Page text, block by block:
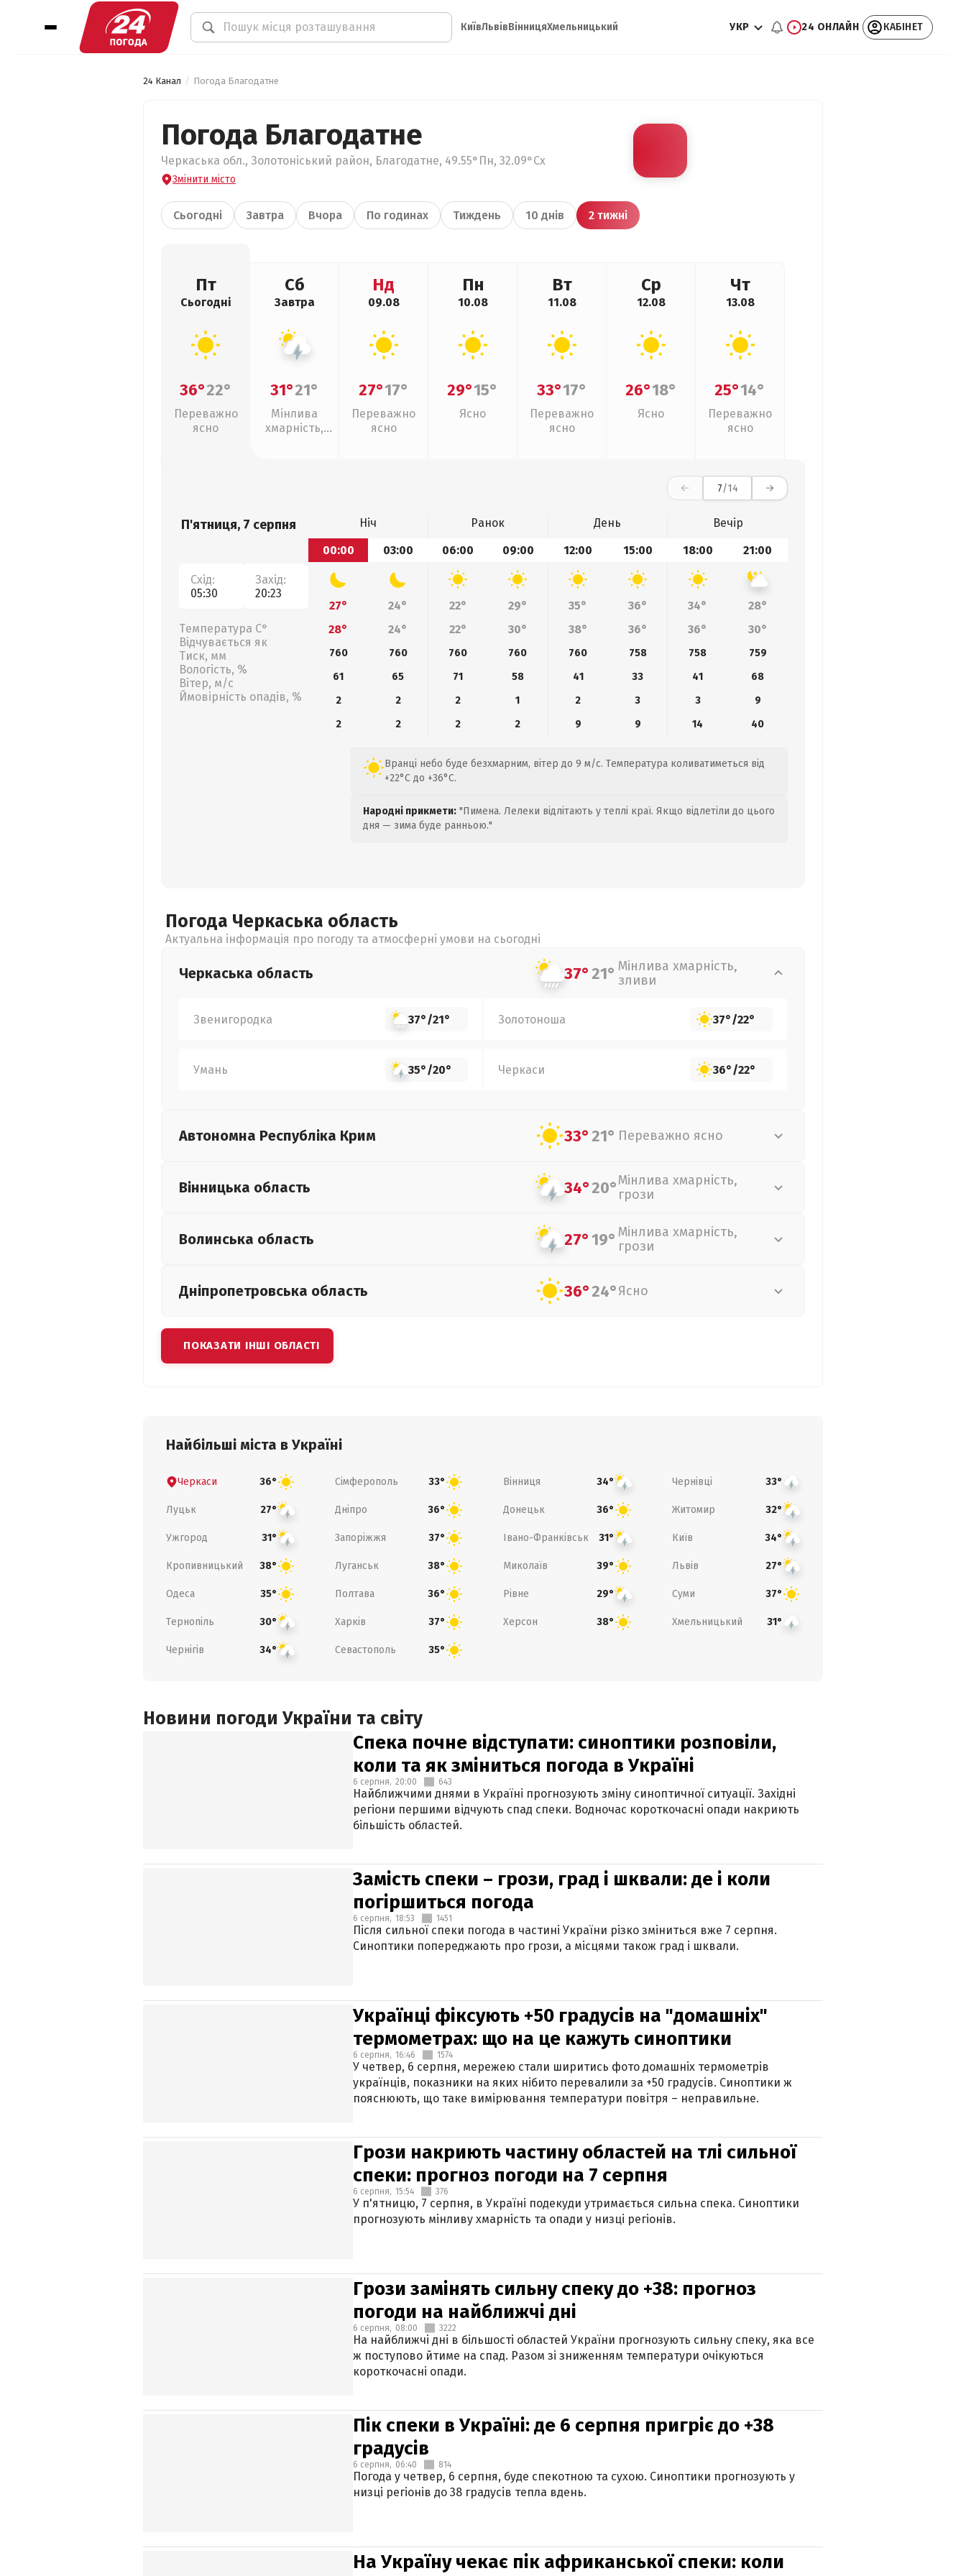
КиївЛьвівВінницяХмельницький УКР 24 ОНЛАЙН КАБІНЕТ
24 Канал Погода Благодатне
Погода Благодатне
Черкаська обл., Золотоніський район, Благодатне, 49.55°Пн, 32.09°Сх
Змінити місто
Сьогодні Завтра Вчора По годинах Тиждень 10 днів 2 тижні
Пт
Сьогодні
36°22°
Переважно
ясно
Сб
Завтра
31°21°
Мінлива
хмарність,
Нд
09.08
27°17°
Переважно
ясно
Пн
10.08
29°15°
Ясно
Вт
11.08
33°17°
Переважно
ясно
Ср
12.08
26°18°
Ясно
Чт
13.08
25°14°
Переважно
ясно
7/14
П'ятниця, 7 серпня
Схід:
05:30
Захід:
20:23
Температура С°
Відчувається як
Тиск, мм
Вологість, %
Вітер, м/с
Ймовірність опадів, %
Ніч Ранок День
Вечір
00:00
03:00 06:00 09:00 12:00 15:00 18:00 21:00
27° 24° 22° 29° 35° 36° 34°
28°
28°
24° 22° 30° 38° 36° 36° 30°
760 760 760 760 760 758 758
759
61
65 71 58 41 33 41
68
2
2 2 1 2 3 3
9
2
2 2 2 9 9 14 40
Вранці небо буде безхмарним, вітер до 9 м/с. Температура коливатиметься від
+22°C до +36°C.
Народні прикмети: "Пимена. Лелеки відлітають у теплі краї. Якщо відлетіли до цього
дня — зима буде ранньою."
Погода Черкаська область
Актуальна інформація про погоду та атмосферні умови на сьогодні
Черкаська область 37°21° Мінлива хмарність,
зливи
Звенигородка 37°/21° Золотоноша 37°/22°
Умань 35°/20° Черкаси 36°/22°
Автономна Республіка Крим 33°21° Переважно ясно
Вінницька область 34°20°Мінлива хмарність,
грози
Волинська область 27°19° Мінлива хмарність,
грози
Дніпропетровська область 36°24°Ясно
ПОКАЗАТИ ІНШІ ОБЛАСТІ
Найбільші міста в Україні
Черкаси 36° Сімферополь 33° Вінниця 34° Чернівці 33°
Луцьк 27° Дніпро 36° Донецьк 36° Житомир 32°
Ужгород 31° Запоріжжя 37° Івано-Франківськ 31° Київ 34°
Кропивницький 38° Луганськ 38° Миколаїв 39° Львів 27°
Одеса 35° Полтава 36° Рівне 29° Суми 37°
Тернопіль 30° Харків 37° Херсон 38° Хмельницький 31°
Чернігів 34° Севастополь 35°
Новини погоди України та світу
Спека почне відступати: синоптики розповіли,
коли та як зміниться погода в Україні
6 серпня, 20:00 643
Найближчими днями в Україні прогнозують зміну синоптичної ситуації. Західні
регіони першими відчують спад спеки. Водночас короткочасні опади накриють
більшість областей.
Замість спеки – грози, град і шквали: де і коли
погіршиться погода
6 серпня, 18:53 1451
Після сильної спеки погода в частині України різко зміниться вже 7 серпня.
Синоптики попереджають про грози, а місцями також град і шквали.
Українці фіксують +50 градусів на "домашніх"
термометрах: що на це кажуть синоптики
6 серпня, 16:46 1574
У четвер, 6 серпня, мережею стали ширитись фото домашніх термометрів
українців, показники на яких нібито перевалили за +50 градусів. Синоптики ж
пояснюють, що таке вимірювання температури повітря – неправильне.
Грози накриють частину областей на тлі сильної
спеки: прогноз погоди на 7 серпня
6 серпня, 15:54 376
У п'ятницю, 7 серпня, в Україні подекуди утримається сильна спека. Синоптики
прогнозують мінливу хмарність та опади у низці регіонів.
Грози замінять сильну спеку до +38: прогноз
погоди на найближчі дні
6 серпня, 08:00 3222
На найближчі дні в більшості областей України прогнозують сильну спеку, яка все
ж поступово йтиме на спад. Разом зі зниженням температури очікуються
короткочасні опади.
Пік спеки в Україні: де 6 серпня пригріє до +38
градусів
6 серпня, 06:40 814
Погода у четвер, 6 серпня, буде спекотною та сухою. Синоптики прогнозують у
низці регіонів до 38 градусів тепла вдень.
На Україну чекає пік африканської спеки: коли